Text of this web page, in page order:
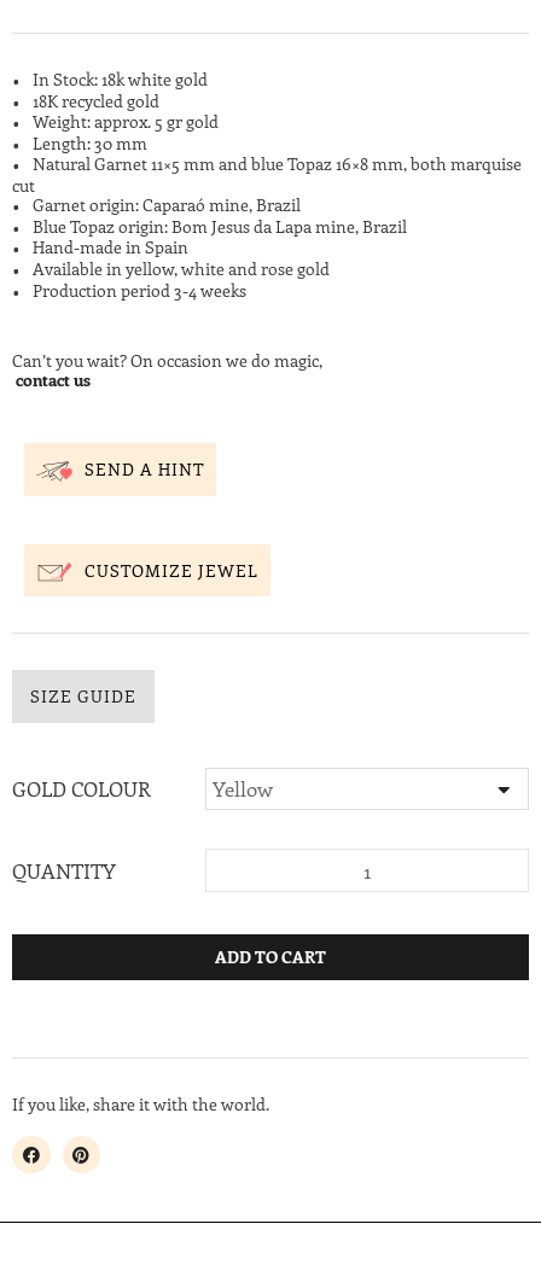
In Stock: 18k white gold
18K recycled gold
Weight: approx. 5 gr gold
Length: 30 mm
Natural Garnet 11×5 mm and blue Topaz 16×8 mm, both marquise
cut
Garnet origin: Caparaó mine, Brazil
Blue Topaz origin: Bom Jesus da Lapa mine, Brazil
Hand-made in Spain
Available in yellow, white and rose gold
Production period 3-4 weeks
Can’t you wait? On occasion we do magic,
contact us
SEND A HINT
CUSTOMIZE JEWEL
SIZE GUIDE
GOLD COLOUR
QUANTITY
ADD TO CART
If you like, share it with the world.